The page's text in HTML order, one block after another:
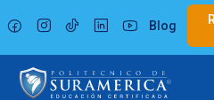
al
contenido
Blog